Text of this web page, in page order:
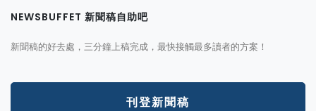
NEWSBUFFET 新聞稿自助吧
新聞稿的好去處，三分鐘上稿完成，最快接觸最多讀者的方案！
刊登新聞稿